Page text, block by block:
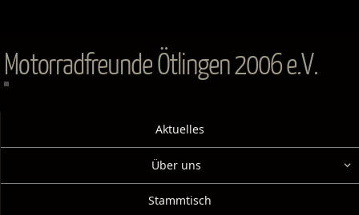
springen
Motorradfreunde Ötlingen 2006 e.V.
springen
Aktuelles
Über uns
Stammtisch